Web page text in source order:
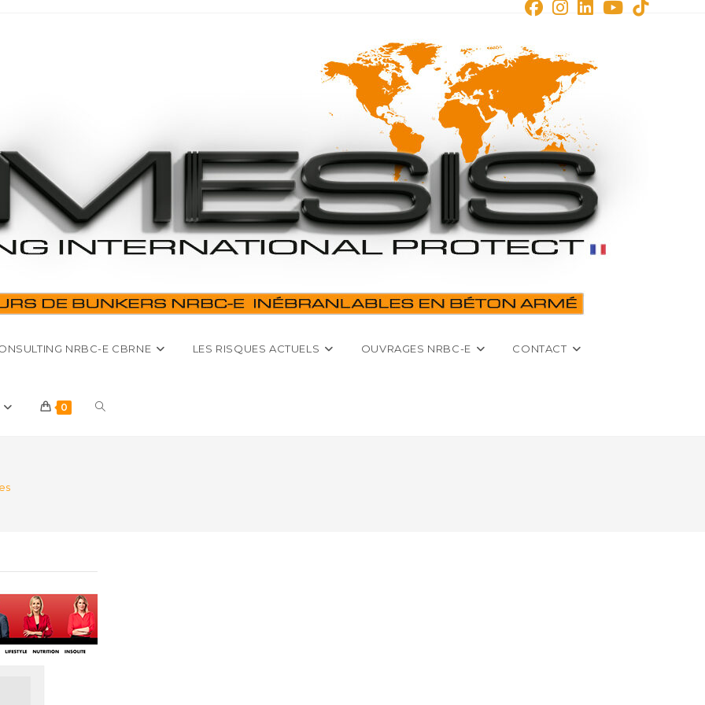
NRBC-E CBRNE LES RISQUES ACTUELS OUVRAGES NRBC-E CONTACT
0 Toggle